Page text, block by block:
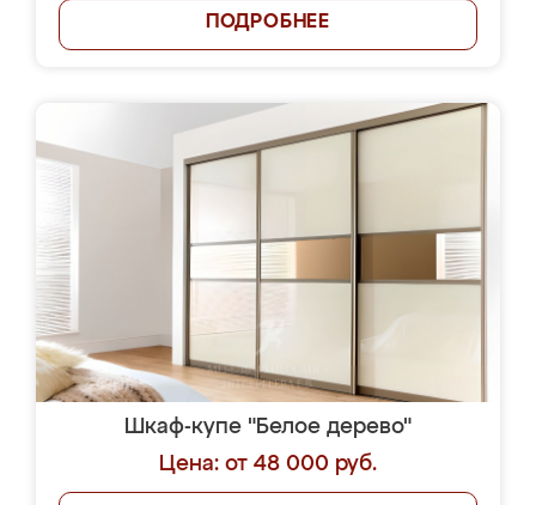
ПОДРОБНЕЕ
Шкаф-купе "Белое дерево"
Цена: от 48 000 руб.